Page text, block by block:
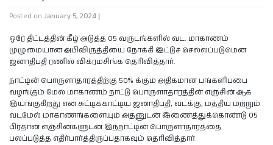
Posted on January 5, 2024 |
ஒரே திட்டத்தின் கீழ் அடுத்த 05 வருடங்களில் வட. மாகாணம்
முழுமையான அபிவிருத்தியை நோக்கி இட்டுச் செல்லப்படுமென
ஜனாதிபதி ரணில் விக்ரமசிங்க தெரிவித்தார்.
நாட்டின் பொருளாதாரத்திற்கு 50% க்கும் அதிகமான பங்களிப்பை
வழங்கும் மேல் மாகாணம் நாட்டு பொருளாதாரத்தின் எஞ்சின் ஆக
இயங்குகிறது என சுட்டிக்காட்டிய ஜனாதிபதி, வடக்கு, மத்திய மற்றும்
வடமேல் மாகாணங்களையும் அதனுடன் இணைத்துக்கொண்டு 05
பிரதான எஞ்சின்களுடன் இந்நாட்டின் பொருளாதாரத்தை
பலப்படுத்த எதிர்பார்த்திருப்பதாகவும் தெரிவித்தார்.